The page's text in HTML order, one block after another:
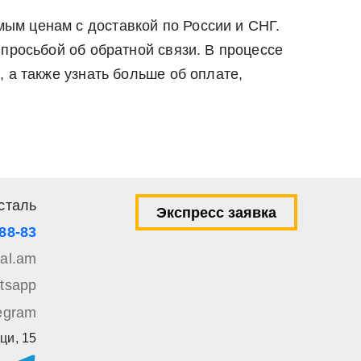
ценам с доставкой по России и СНГ.
об обратной связи. В процессе
также узнать больше об оплате,
83
15
Экспресс заявка